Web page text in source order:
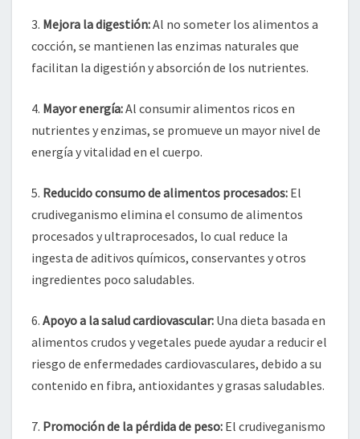
3. Mejora la digestión:Al no someter los alimentos a
cocción, se mantienen las enzimas naturales que
facilitan la digestión y absorción de los nutrientes.
4. Mayor energía:Al consumir alimentos ricos en
nutrientes y enzimas, se promueve un mayor nivel de
energía y vitalidad en el cuerpo.
5. Reducido consumo de alimentos procesados: El
crudiveganismo elimina el consumo de alimentos
procesados y ultraprocesados, lo cual reduce la
ingesta de aditivos químicos, conservantes y otros
ingredientes poco saludables.
6. Apoyo a la salud cardiovascular: Una dieta basada en
alimentos crudos y vegetales puede ayudar a reducir el
riesgo de enfermedades cardiovasculares, debido a su
contenido en fibra, antioxidantes y grasas saludables.
7. Promoción de la pérdida de peso: El crudiveganismo